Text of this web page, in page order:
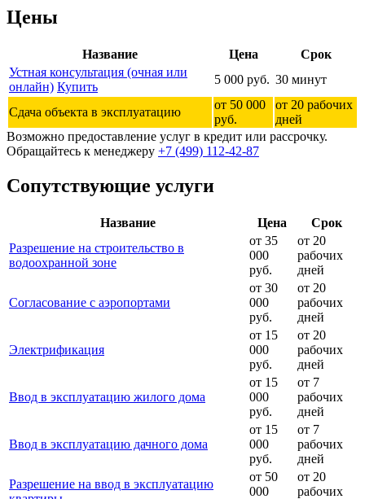
Цены
Название Цена
Срок
Устная консультация (очная или
онлайн) Купить
5 000 руб. 30 минут
Сдача объекта в эксплуатацию
от 50 000
руб.
от 20 рабочих
дней
Возможно предоставление услуг в кредит или рассрочку.
Обращайтесь к менеджеру +7 (499) 112-42-87
Сопутствующие услуги
Название Цена
Срок
Разрешение на строительство в
водоохранной зоне
от 35
000
руб.
от 20
рабочих
дней
Согласование с аэропортами
от 30
000
руб.
от 20
рабочих
дней
Электрификация
от 15
000
руб.
от 20
рабочих
дней
Ввод в эксплуатацию жилого дома
от 15
000
руб.
от 7
рабочих
дней
Ввод в эксплуатацию дачного дома
от 15
000
руб.
от 7
рабочих
дней
Разрешение на ввод в эксплуатацию
от 50
000
от 20
рабочих